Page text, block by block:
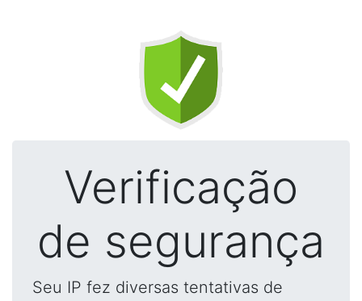
Verificação
de segurança
Seu IP fez diversas tentativas de